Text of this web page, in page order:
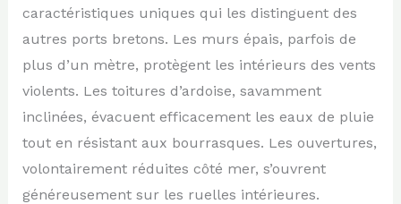
caractéristiques uniques qui les distinguent des
autres ports bretons. Les murs épais, parfois de
plus d’un mètre, protègent les intérieurs des vents
violents. Les toitures d’ardoise, savamment
inclinées, évacuent efficacement les eaux de pluie
tout en résistant aux bourrasques. Les ouvertures,
volontairement réduites côté mer, s’ouvrent
généreusement sur les ruelles intérieures.